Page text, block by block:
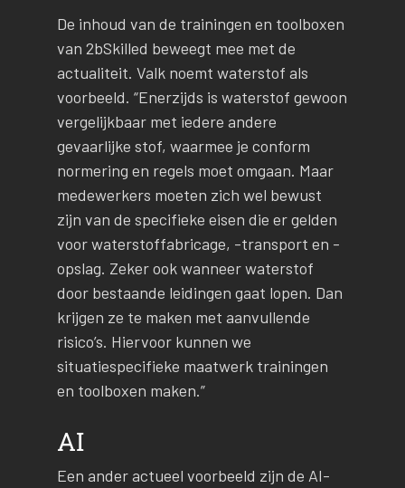
De inhoud van de trainingen en toolboxen
van 2bSkilled beweegt mee met de
actualiteit. Valk noemt waterstof als
voorbeeld. “Enerzijds is waterstof gewoon
vergelijkbaar met iedere andere
gevaarlijke stof, waarmee je conform
normering en regels moet omgaan. Maar
medewerkers moeten zich wel bewust
zijn van de specifieke eisen die er gelden
voor waterstoffabricage, -transport en -
opslag. Zeker ook wanneer waterstof
door bestaande leidingen gaat lopen. Dan
krijgen ze te maken met aanvullende
risico’s. Hiervoor kunnen we
situatiespecifieke maatwerk trainingen
en toolboxen maken.”
AI
Een ander actueel voorbeeld zijn de AI-